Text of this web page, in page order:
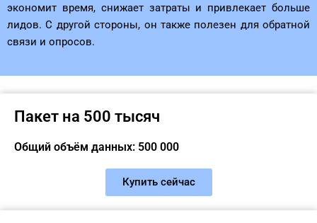
экономит время, снижает затраты и привлекает больше
лидов. С другой стороны, он также полезен для обратной
связи и опросов.
Пакет на 500 тысяч
Общий объём данных: 500 000
Купить сейчас